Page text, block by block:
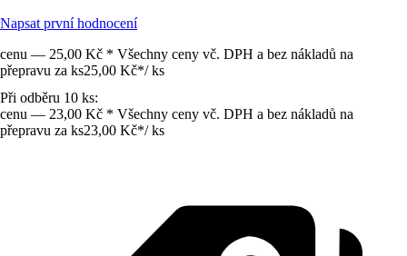
Napsat první hodnocení
cenu — 25,00 Kč * Všechny ceny vč. DPH a bez nákladů na
přepravu za ks25,00 Kč*/ ks
Při odběru 10 ks:
cenu — 23,00 Kč * Všechny ceny vč. DPH a bez nákladů na
přepravu za ks23,00 Kč*/ ks